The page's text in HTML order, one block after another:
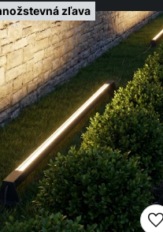
zľava